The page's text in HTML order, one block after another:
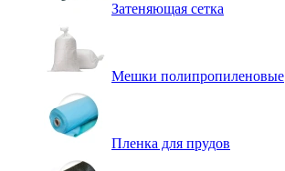
Затеняющая сетка
Мешки полипропиленовые
Пленка для прудов